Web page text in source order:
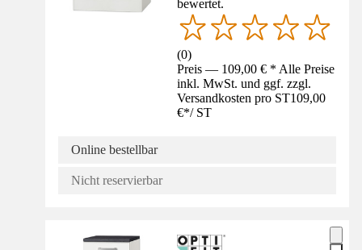
bewertet.
(0)
Preis — 109,00 € * Alle Preise
inkl. MwSt. und ggf. zzgl.
Versandkosten pro ST109,00
€*/ ST
Online bestellbar
Nicht reservierbar